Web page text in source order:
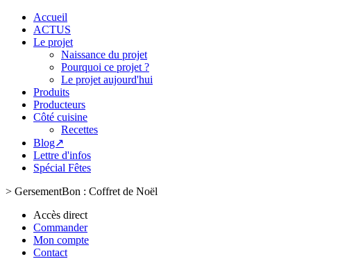
Accueil
ACTUS
Le projet
Naissance du projet
Pourquoi ce projet ?
Le projet aujourd'hui
Produits
Producteurs
Côté cuisine
Recettes
Blog↗
Lettre d'infos
Spécial Fêtes
> GersementBon : Coffret de Noël
Accès direct
Commander
Mon compte
Contact